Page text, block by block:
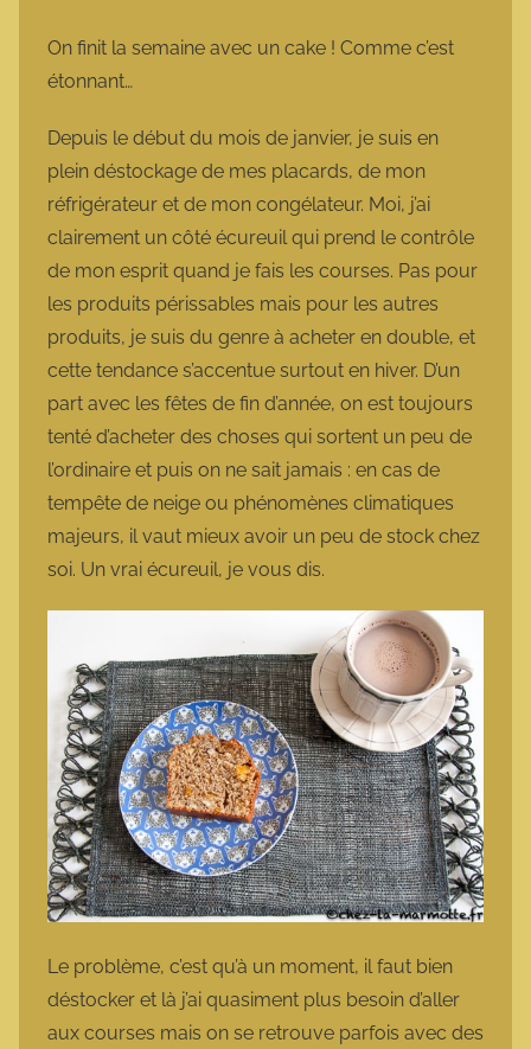
On finit la semaine avec un cake ! Comme c’est
étonnant…
Depuis le début du mois de janvier, je suis en
plein déstockage de mes placards, de mon
réfrigérateur et de mon congélateur. Moi, j’ai
clairement un côté écureuil qui prend le contrôle
de mon esprit quand je fais les courses. Pas pour
les produits périssables mais pour les autres
produits, je suis du genre à acheter en double, et
cette tendance s’accentue surtout en hiver. D’un
part avec les fêtes de fin d’année, on est toujours
tenté d’acheter des choses qui sortent un peu de
l’ordinaire et puis on ne sait jamais : en cas de
tempête de neige ou phénomènes climatiques
majeurs, il vaut mieux avoir un peu de stock chez
soi. Un vrai écureuil, je vous dis.
Le problème, c’est qu’à un moment, il faut bien
déstocker et là j’ai quasiment plus besoin d’aller
aux courses mais on se retrouve parfois avec des